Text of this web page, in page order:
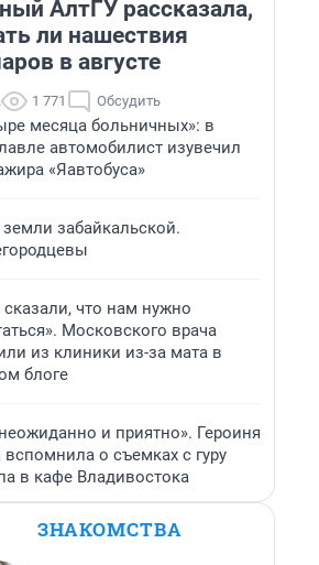
АлтГУ рассказала,
ли нашествия
в августе
1 771 Обсудить
месяца больничных»: в
автомобилист изувечил
«Яавтобуса»
забайкальской.
что нам нужно
Московского врача
из клиники из-за мата в
блоге
и приятно». Героиня
о съемках с гуру
в кафе Владивостока
ЗНАКОМСТВА